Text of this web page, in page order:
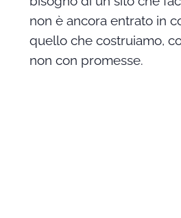
non è ancora entrato in
quello che costruiamo,
non con promesse.